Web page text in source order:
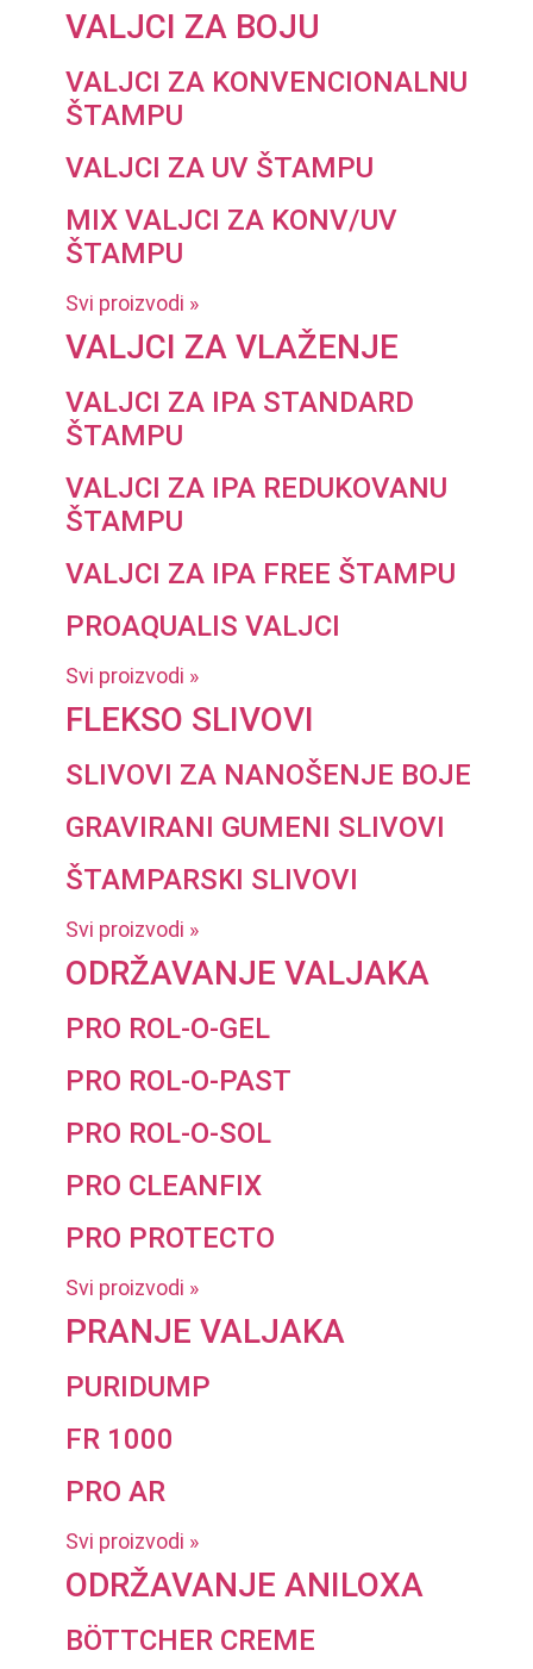
VALJCI ZA BOJU
VALJCI ZA KONVENCIONALNU
ŠTAMPU
VALJCI ZA UV ŠTAMPU
MIX VALJCI ZA KONV/UV
ŠTAMPU
Svi proizvodi »
VALJCI ZA VLAŽENJE
VALJCI ZA IPA STANDARD
ŠTAMPU
VALJCI ZA IPA REDUKOVANU
ŠTAMPU
VALJCI ZA IPA FREE ŠTAMPU
PROAQUALIS VALJCI
Svi proizvodi »
FLEKSO SLIVOVI
SLIVOVI ZA NANOŠENJE BOJE
GRAVIRANI GUMENI SLIVOVI
ŠTAMPARSKI SLIVOVI
Svi proizvodi »
ODRŽAVANJE VALJAKA
PRO ROL-O-GEL
PRO ROL-O-PAST
PRO ROL-O-SOL
PRO CLEANFIX
PRO PROTECTO
Svi proizvodi »
PRANJE VALJAKA
PURIDUMP
FR 1000
PRO AR
Svi proizvodi »
ODRŽAVANJE ANILOXA
BÖTTCHER CREME